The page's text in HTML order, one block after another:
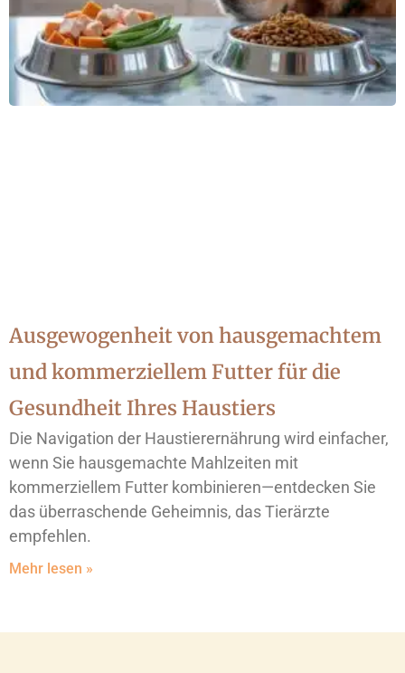
Ausgewogenheit von hausgemachtem
und kommerziellem Futter für die
Gesundheit Ihres Haustiers
Die Navigation der Haustierernährung wird einfacher,
wenn Sie hausgemachte Mahlzeiten mit
kommerziellem Futter kombinieren—entdecken Sie
das überraschende Geheimnis, das Tierärzte
empfehlen.
Mehr lesen »